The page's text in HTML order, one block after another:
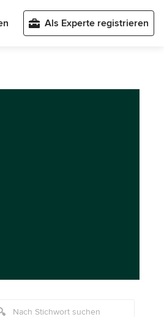
Als Experte registrieren